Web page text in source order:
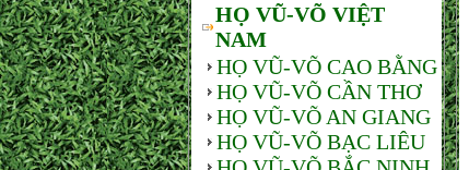
HỌ VŨ-VÕ VIỆT
NAM
HỌ VŨ-VÕ CAO BẰNG
HỌ VŨ-VÕ CẦN THƠ
HỌ VŨ-VÕ AN GIANG
HỌ VŨ-VÕ BẠC LIÊU